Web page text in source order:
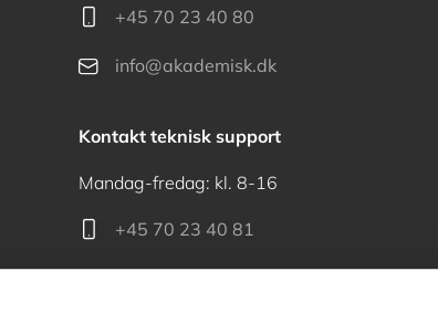
+45 70 23 40 80
info@akademisk.dk
Kontakt teknisk support
Mandag-fredag: kl. 8-16
+45 70 23 40 81